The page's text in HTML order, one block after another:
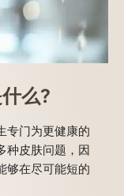
么?
专门为更健康的
种皮肤问题，因
够在尽可能短的